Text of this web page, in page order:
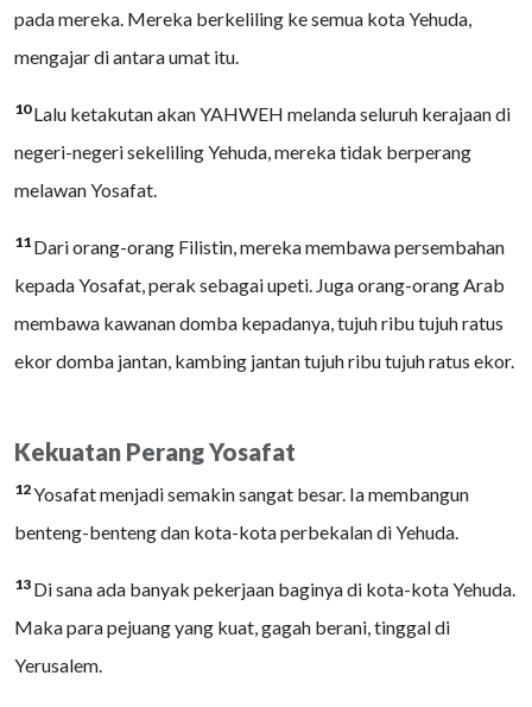
pada mereka. Mereka berkeliling ke semua kota Yehuda,
mengajar di antara umat itu.
10Lalu ketakutan akan YAHWEH melanda seluruh kerajaan di
negeri-negeri sekeliling Yehuda, mereka tidak berperang
melawan Yosafat.
11 Dari orang-orang Filistin, mereka membawa persembahan
kepada Yosafat, perak sebagai upeti. Juga orang-orang Arab
membawa kawanan domba kepadanya, tujuh ribu tujuh ratus
ekor domba jantan, kambing jantan tujuh ribu tujuh ratus ekor.
Kekuatan Perang Yosafat
12Yosafat menjadi semakin sangat besar. Ia membangun
benteng-benteng dan kota-kota perbekalan di Yehuda.
13 Di sana ada banyak pekerjaan baginya di kota-kota Yehuda.
Maka para pejuang yang kuat, gagah berani, tinggal di
Yerusalem.